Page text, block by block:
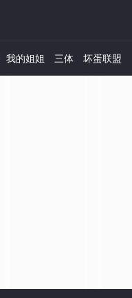
我的姐姐 三体 坏蛋联盟